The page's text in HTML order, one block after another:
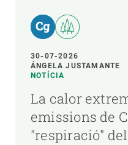
30-07-2026
ÁNGELA JUSTAMANTE
NOTÍCIA
La calor
emissions de
"respiració"